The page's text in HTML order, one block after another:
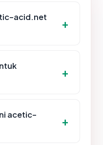
acid.net
acetic-